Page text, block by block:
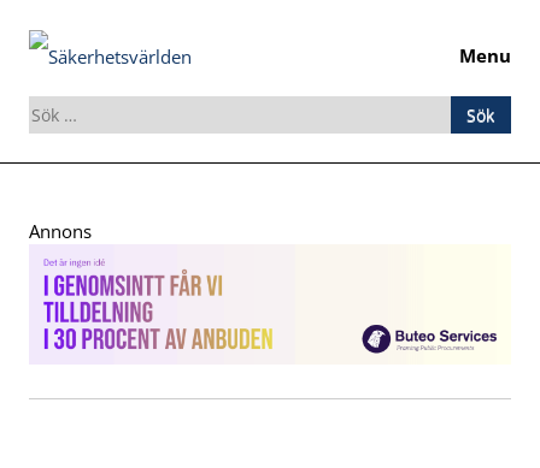
Menu
Sök
efter:
to
content
Annons